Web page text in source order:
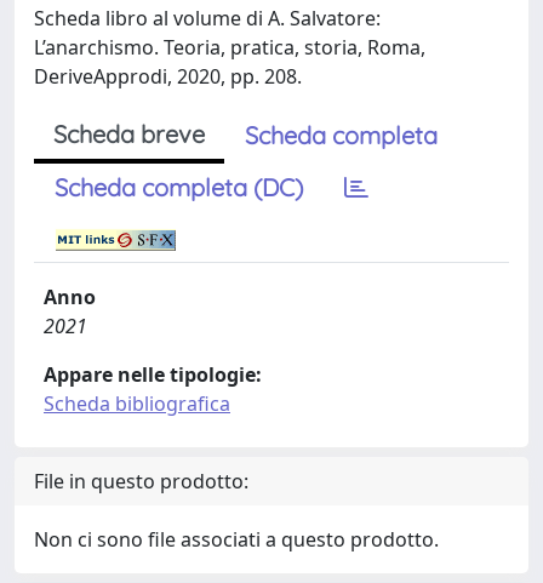
Scheda libro al volume di A. Salvatore:
L’anarchismo. Teoria, pratica, storia, Roma,
DeriveApprodi, 2020, pp. 208.
Scheda breve
Scheda completa
Scheda completa (DC)
Anno
2021
Appare nelle tipologie:
Scheda bibliografica
File in questo prodotto:
Non ci sono file associati a questo prodotto.